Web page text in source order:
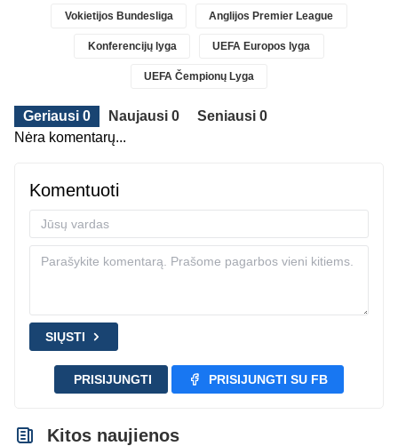
Vokietijos Bundesliga Anglijos Premier League
Konferencijų lyga UEFA Europos lyga
UEFA Čempionų Lyga
Geriausi 0 Naujausi 0
Seniausi 0
Nėra komentarų...
Komentuoti
SIŲSTI
PRISIJUNGTI PRISIJUNGTI SU FB
Kitos naujienos